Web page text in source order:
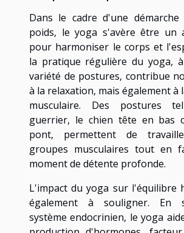
Dans le cadre d'une
poids, le yoga s'avère être un
pour harmoniser le corps et
la pratique régulière du yoga,
variété de postures, contribue
à la relaxation, mais également à
musculaire. Des postures
guerrier, le chien tête en bas
pont, permettent de
groupes musculaires tout en
moment de détente profonde.
L'impact du yoga sur l'équilibre
également à souligner. En
système endocrinien, le yoga